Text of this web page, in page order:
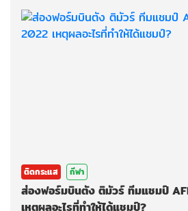
ติดกระแส กีฬา
ส่องฟอร์มบินตัง ติมัวร์ ทีมแชมป์
เหตุผลอะไรที่ทำให้ได้แชมป์?